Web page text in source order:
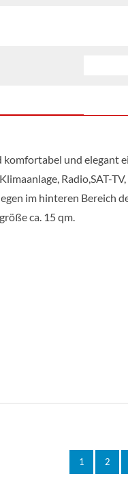
und elegant
Radio,SAT-
im hinteren Bereich
ca. 15 qm.
1 2